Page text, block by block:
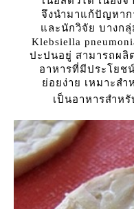
จึงนำมาแก้ปัญหาก
ละนักวิจัย บางกลุ่
Klebsiella
ปะปนอยู่ สามารถผลิ
อาหารที่มีประโยช
อยง่าย เหมาะสำ
เป็นอาหารสำห